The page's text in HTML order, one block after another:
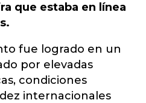
que estaba en línea
fue logrado en un
por elevadas
condiciones
internacionales